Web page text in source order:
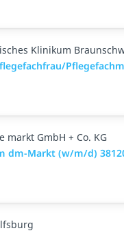
Klinikum
markt GmbH + Co. KG
dm-Markt (w/m/d)